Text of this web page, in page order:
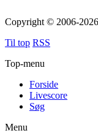
Copyright © 2006-2026
Til top RSS
Top-menu
Forside
Livescore
Søg
Menu